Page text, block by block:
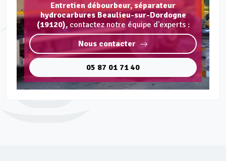
Entretien débourbeur, séparateur
hydrocarbures Beaulieu-sur-Dordogne
(19120), contactez notre équipe d'experts :
Nous contacter
05 87 01 71 40